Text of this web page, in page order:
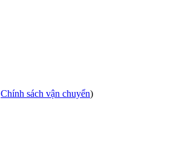
Chính sách vận chuyển)